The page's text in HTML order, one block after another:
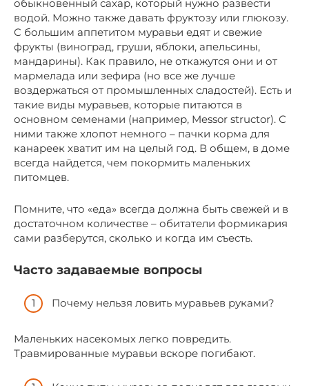
обыкновенный сахар, который нужно развести
водой. Можно также давать фруктозу или глюкозу.
С большим аппетитом муравьи едят и свежие
фрукты (виноград, груши, яблоки, апельсины,
мандарины). Как правило, не откажутся они и от
мармелада или зефира (но все же лучше
воздержаться от промышленных сладостей). Есть и
такие виды муравьев, которые питаются в
основном семенами (например, Messor structor). С
ними также хлопот немного – пачки корма для
канареек хватит им на целый год. В общем, в доме
всегда найдется, чем покормить маленьких
питомцев.
Помните, что «еда» всегда должна быть свежей и в
достаточном количестве – обитатели формикария
сами разберутся, сколько и когда им съесть.
Часто задаваемые вопросы
Почему нельзя ловить муравьев руками?
Маленьких насекомых легко повредить.
Травмированные муравьи вскоре погибают.